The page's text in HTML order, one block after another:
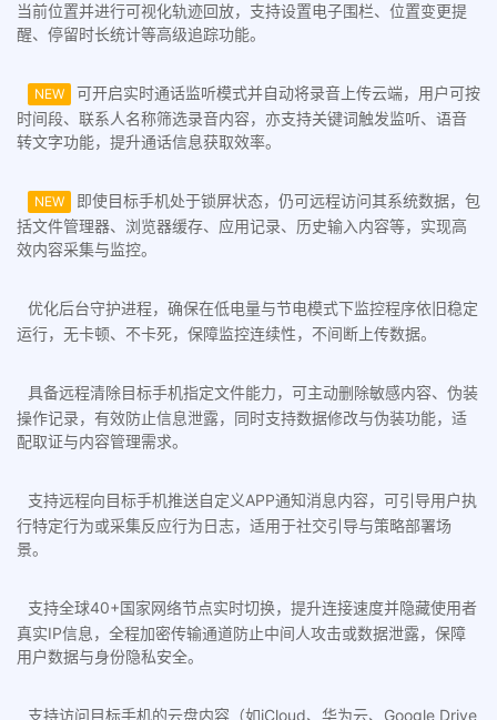
当前位置并进行可视化轨迹回放，支持设置电子围栏、位置变更提
醒、停留时长统计等高级追踪功能。
NEW
可开启实时通话监听模式并自动将录音上传云端，用户可按
时间段、联系人名称筛选录音内容，亦支持关键词触发监听、语音
转文字功能，提升通话信息获取效率。
NEW
即使目标手机处于锁屏状态，仍可远程访问其系统数据，包
括文件管理器、浏览器缓存、应用记录、历史输入内容等，实现高
效内容采集与监控。
优化后台守护进程，确保在低电量与节电模式下监控程序依旧稳定
运行，无卡顿、不卡死，保障监控连续性，不间断上传数据。
具备远程清除目标手机指定文件能力，可主动删除敏感内容、伪装
操作记录，有效防止信息泄露，同时支持数据修改与伪装功能，适
配取证与内容管理需求。
支持远程向目标手机推送自定义APP通知消息内容，可引导用户执
行特定行为或采集反应行为日志，适用于社交引导与策略部署场
景。
支持全球40+国家网络节点实时切换，提升连接速度并隐藏使用者
真实IP信息，全程加密传输通道防止中间人攻击或数据泄露，保障
用户数据与身份隐私安全。
支持访问目标手机的云盘内容（如iCloud、华为云、Google Drive